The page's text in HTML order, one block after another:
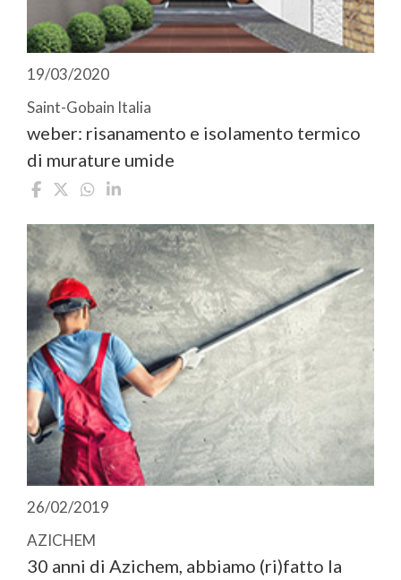
19/03/2020
Saint-Gobain Italia
weber: risanamento e isolamento termico
di murature umide
26/02/2019
AZICHEM
30 anni di Azichem, abbiamo (ri)fatto la